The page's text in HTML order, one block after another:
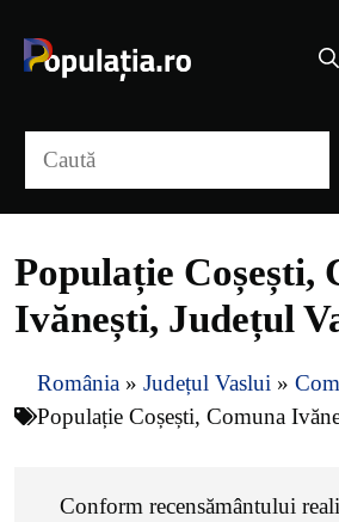
conținut
Populație Coșești,
Ivănești, Județul
România » Județul Vaslui »
Populație Coșești, Comuna
Conform recensământului